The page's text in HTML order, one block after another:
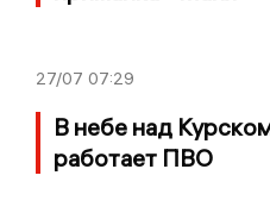
27/07 07:29
В небе над
работает ПВО